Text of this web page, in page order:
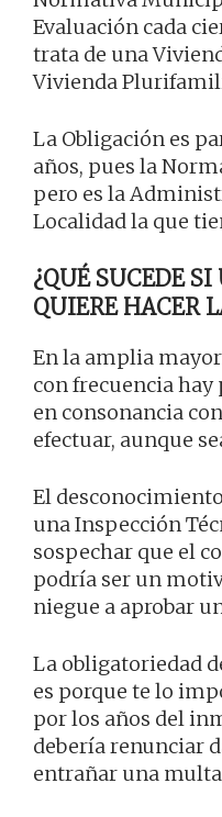
Evaluación cada
trata de una
Vivienda
La Obligación es
años, pues la
pero es la
Localidad la que
¿QUÉ SUCEDE
QUIERE HACER
En la amplia
con frecuencia hay
en consonancia
efectuar, aunque
El
una Inspección
sospechar que el
podría ser un
niegue a aprobar
La obligatoriedad
es porque te lo
por los años del
debería renunciar
entrañar una